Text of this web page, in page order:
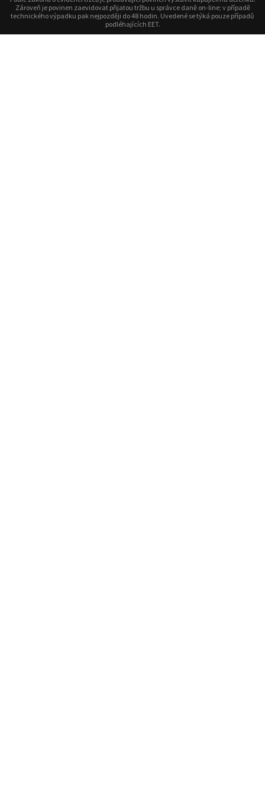
Zároveň je povinen zaevidovat přijatou tržbu u správce daně on-line; v případě
technického výpadku pak nejpozději do 48 hodin. Uvedené se týká pouze případů
podléhajících EET.